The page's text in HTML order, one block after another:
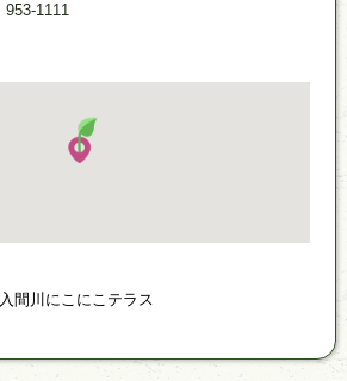
953-1111
入間川にこにこテラス